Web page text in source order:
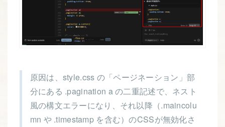
原因は、style.css の「ページネーション」部
分にある .pagination a の二重記述で、ネスト
風の構文エラーになり、それ以降（.maincolu
mn や .timestamp を含む）のCSSが無効化さ